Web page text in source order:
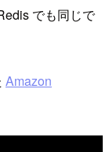
でも同じで
Amazon